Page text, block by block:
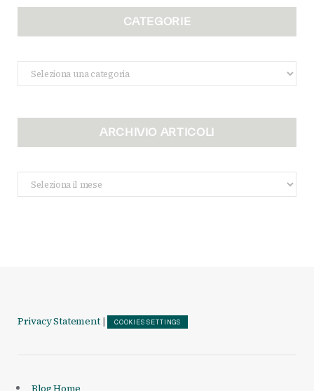
CATEGORIE
Categorie
ARCHIVIO ARTICOLI
Archivio
Articoli
Privacy Statement | COOKIES SETTINGS